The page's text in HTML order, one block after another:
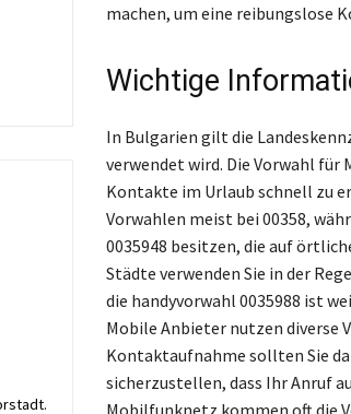
machen, um eine reibungslose
Wichtige
In Bulgarien gilt die
verwendet wird. Die Vorwahl
Kontakte im Urlaub schnell zu
Vorwahlen meist bei 00358,
0035948 besitzen, die auf
Städte verwenden Sie in der
die handyvorwahl 0035988 ist
Mobile Anbieter nutzen diverse
Kontaktaufnahme sollten Sie
sicherzustellen, dass Ihr Anruf
Mobilfunknetz kommen oft die